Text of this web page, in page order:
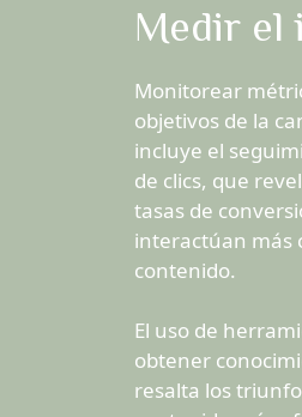
Medir el
Monitorear
objetivos de la
incluye el
de clics, que
tasas de
interactúan más
contenido.
El uso de
obtener
resalta los